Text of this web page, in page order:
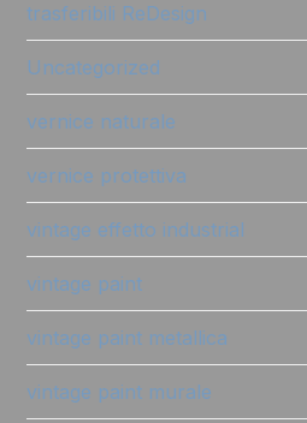
trasferibili ReDesign
Uncategorized
vernice naturale
vernice protettiva
vintage effetto industrial
vintage paint
vintage paint metallica
vintage paint murale